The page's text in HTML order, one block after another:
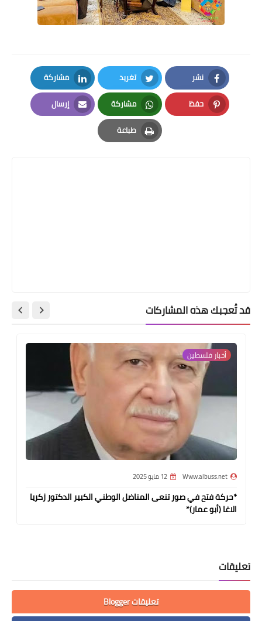
نشر
Facebook
تغريد
Twitter
مشاركة
LinkedIn
حفظ
Pinterest
مشاركة
Whatsapp
إرسال
Email
طباعة
Print
قد تُعجبك هذه المشاركات
أخبار فلسطين
Www.albuss.net 12 مايو 2025
*حركة فتح في صور تنعى المناضل الوطني الكبير الدكتور زكريا
الاغا (أبو عمار)*
تعليقات
تعليقات Blogger